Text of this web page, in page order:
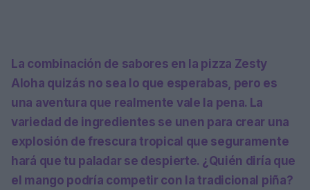
La combinación de sabores en la pizza Zesty
Aloha quizás no sea lo que esperabas, pero es
una aventura que realmente vale la pena. La
variedad de ingredientes se unen para crear una
explosión de frescura tropical que seguramente
hará que tu paladar se despierte. ¿Quién diría que
el mango podría competir con la tradicional piña?